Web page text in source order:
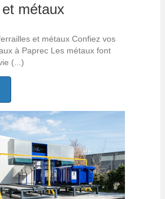
métaux
et métaux Confiez vos
à Paprec Les métaux font
(...)